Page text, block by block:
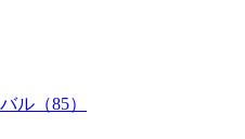
ル（85）